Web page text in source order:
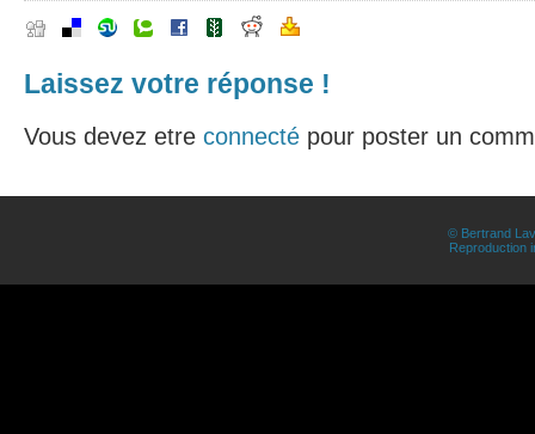
Laissez votre réponse !
Vous devez etre connecté pour poster un
© Bertrand
Reproduction